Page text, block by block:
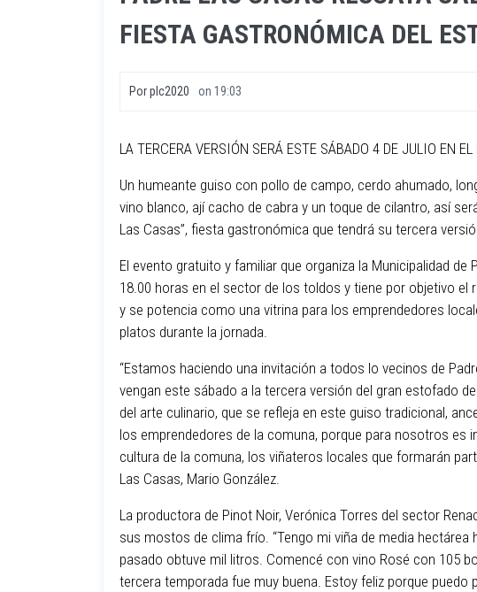
FIESTA GASTRONÓMICA DEL
Porplc2020 on 19:03
LA TERCERA VERSIÓN SERÁ ESTE SÁBADO 4 DE JULIO EN EL
Un humeante guiso con pollo de campo, cerdo ahumado,
vino blanco, ají cacho de cabra y un toque de cilantro, así
Las Casas”, fiesta gastronómica que tendrá su tercera
El evento gratuito y familiar que organiza la Municipalidad
18.00 horas en el sector de los toldos y tiene por objetivo
y se potencia como una vitrina para los emprendedores
platos durante la jornada.
“Estamos haciendo una invitación a todos lo vecinos de
vengan este sábado a la tercera versión del gran estofado
del arte culinario, que se refleja en este guiso tradicional,
los emprendedores de la comuna, porque para nosotros
cultura de la comuna, los viñateros locales que formarán
Las Casas, Mario González.
La productora de Pinot Noir, Verónica Torres del sector
sus mostos de clima frío. “Tengo mi viña de media
pasado obtuve mil litros. Comencé con vino Rosé con 105
tercera temporada fue muy buena. Estoy feliz porque puedo